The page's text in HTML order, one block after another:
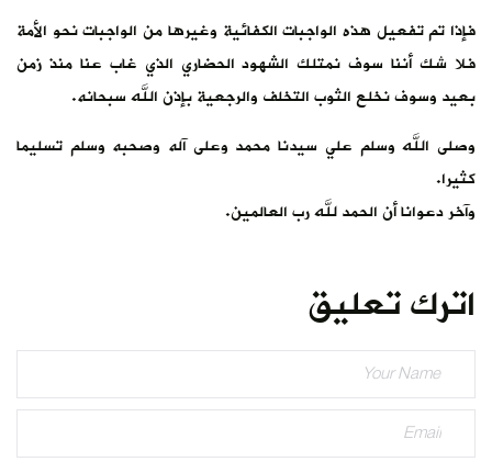
فإذا تم تفعيل هذه الواجبات الكفائية وغيرها من الواجبات نحو الأمة
فلا شك أننا سوف نمتلك الشهود الحضاري الذي غاب عنا منذ زمن
بعيد وسوف نخلع الثوب التخلف والرجعية بإذن الله سبحانه.
وصلى الله وسلم علي سيدنا محمد وعلى آله وصحبه وسلم تسليما
كثيرا.
وآخر دعوانا أن الحمد لله رب العالمين.
اترك تعليق